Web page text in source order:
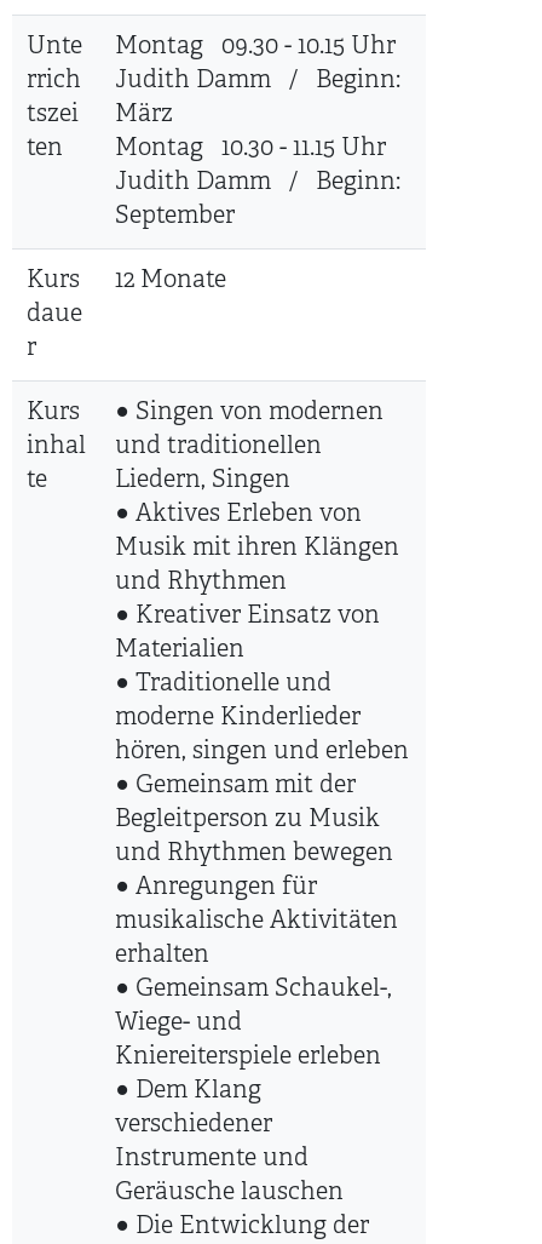
Unte
rrich
tszei
ten
Montag 09.30 - 10.15 Uhr
Judith Damm / Beginn:
März
Montag 10.30 - 11.15 Uhr
Judith Damm / Beginn:
September
Kurs
daue
r
12 Monate
Kurs
inhal
te
○ Singen von modernen
und traditionellen
Liedern, Singen
○ Aktives Erleben von
Musik mit ihren Klängen
und Rhythmen
○ Kreativer Einsatz von
Materialien
○ Traditionelle und
moderne Kinderlieder
hören, singen und erleben
○ Gemeinsam mit der
Begleitperson zu Musik
und Rhythmen bewegen
○ Anregungen für
musikalische Aktivitäten
erhalten
○ Gemeinsam Schaukel-,
Wiege- und
Kniereiterspiele erleben
○ Dem Klang
verschiedener
Instrumente und
Geräusche lauschen
○ Die Entwicklung der